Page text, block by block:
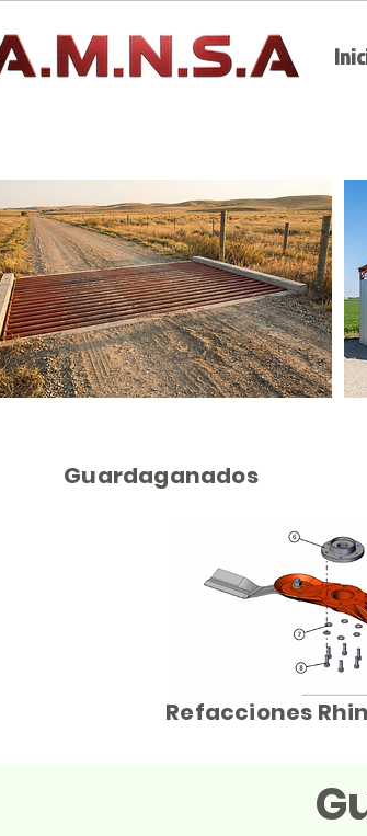
Guardaganados
Refacciones